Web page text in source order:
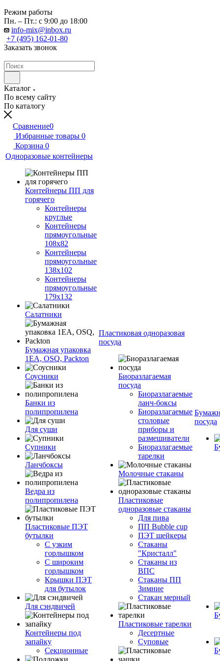
Режим работы
Пн. – Пт.: с 9:00 до 18:00
info-mix@inbox.ru
+7 (495) 162-01-80
Заказать звонок
Каталог
По всему сайту
По каталогу
Сравнение0
Избранные товары 0
Корзина 0
Одноразовые контейнеры
Контейнеры ПП для
горячего
Контейнеры
круглые
Контейнеры
прямоугольные
108х82
Контейнеры
прямоугольные
138х102
Контейнеры
прямоугольные
179х132
Салатники
Бумажная упаковка
1ЕА, OSQ, Packton
Соусники
Банки из
полипропилена
Для суши
Супники
Ланчбоксы
Ведра из
полипропилена
Пластиковые ПЭТ
бутылки
С узким
горлышком
С широким
горлышком
Крышки ПЭТ
для бутылок
Для сэндвичей
Контейнеры под
запайку
Секционные
Пластиковая одноразовая
посуда
Биоразлагаемая
посуда
Биоразлагаемые
ланч-боксы
Биоразлагаемые
столовые
приборы и
размешиватели
Биоразлагаемые
тарелки
Молочные стаканы
Пластиковые
одноразовые стаканы
Для пива
ПП Bubble cup
ПЭТ шейкеры
Стаканы
"Кристалл"
Стаканы из
ВПС
Стаканы ПП
Зимние
Стакан мерный
Пластиковые тарелки
Десертные
Суповые
посуда